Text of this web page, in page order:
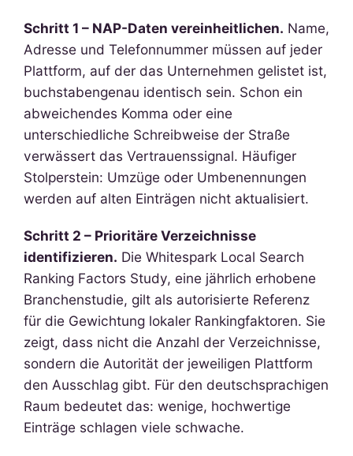
Schritt 1 – NAP-Daten vereinheitlichen. Name,
Adresse und Telefonnummer müssen auf jeder
Plattform, auf der das Unternehmen gelistet ist,
buchstabengenau identisch sein. Schon ein
abweichendes Komma oder eine
unterschiedliche Schreibweise der Straße
verwässert das Vertrauenssignal. Häufiger
Stolperstein: Umzüge oder Umbenennungen
werden auf alten Einträgen nicht aktualisiert.
Schritt 2 – Prioritäre Verzeichnisse
identifizieren. Die Whitespark Local Search
Ranking Factors Study, eine jährlich erhobene
Branchenstudie, gilt als autorisierte Referenz
für die Gewichtung lokaler Rankingfaktoren. Sie
zeigt, dass nicht die Anzahl der Verzeichnisse,
sondern die Autorität der jeweiligen Plattform
den Ausschlag gibt. Für den deutschsprachigen
Raum bedeutet das: wenige, hochwertige
Einträge schlagen viele schwache.